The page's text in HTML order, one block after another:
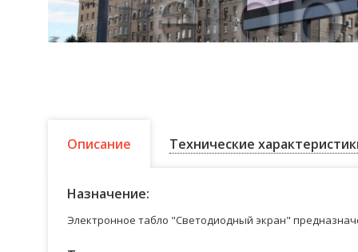
Описание Технические
Назначение:
Электронное табло "Светодиодный экран"